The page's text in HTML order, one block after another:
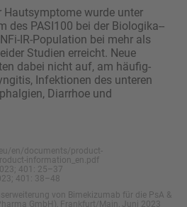
Hautsymptome wurde unter
des PASI100 bei der Biologika-­
IR-Population bei mehr als
Studien erreicht. Neue
dabei nicht auf, am häu­fig­
Infektionen des unteren
­Diarrhoe und
en/documents/product-
information_en.pdf
401: 25–37
401: 38–48
von Bimekizumab für die PsA &
GmbH), Frankfurt/Main, Juni 2023